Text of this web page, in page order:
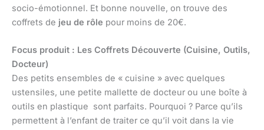
socio-émotionnel. Et bonne nouvelle, on trouve des
coffrets de jeu de rôle pour moins de 20€.
Focus produit : Les Coffrets Découverte (Cuisine, Outils,
Docteur)
Des petits ensembles de « cuisine » avec quelques
ustensiles, une petite mallette de docteur ou une boîte à
outils en plastique sont parfaits. Pourquoi ? Parce qu’ils
permettent à l’enfant de traiter ce qu’il voit dans la vie